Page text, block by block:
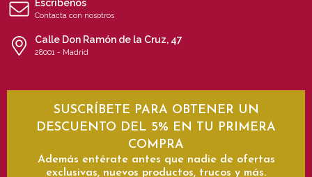
Escríbenos
Contacta con nosotros
Calle Don Ramón de la Cruz, 47
28001 - Madrid
SUSCRÍBETE PARA OBTENER UN
DESCUENTO DEL 5% EN TU PRIMERA
COMPRA
Además entérate antes que nadie de ofertas
exclusivas, nuevos productos, trucos y más.